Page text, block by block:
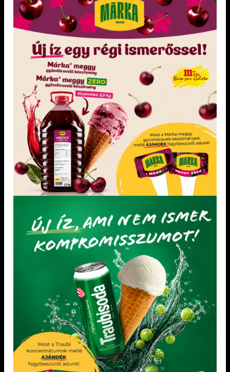
KEDVENCEM!
tömegnövelőszer: polidextróz, fruktóz-
glükózszörp, akácméz, inulin, sűrítőanyag:
E 466, E 415, E 412, élelmi rost (kukorica),
fahéj 0,11 %, tartósítószer: Kálium-szorbát,
só Átlagos tápértékadatok 100 g
termékben Energia: 1025 kJ / 244 kcal Zsír:
0,1 g melyből telített: 0,0g Szénhidrát:
60,0 g ebből cukrok: 59,0 g Rost: 0,5 g
Fehérje: 0,2 g [...]
KEDVENCEM!
KEDVENCEM!
HAGYOMÁNYOS ÖNTETEK
AMARENA ÖNTET 1,2 kg
KEDVENCEM!
KEDVENCEM!
HAGYOMÁNYOS ÖNTETEK
MOGYORÓ ÖNTET 1 kg
Fagylaltok, desszertek díszítésére és
ízesítésére.
KEDVENCEM!
KEDVENCEM! KEDVENCEM!